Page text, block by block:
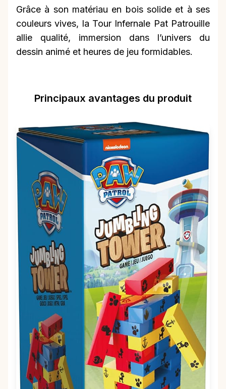
Grâce à son matériau en bois solide et à ses
couleurs vives, la Tour Infernale Pat Patrouille
allie qualité, immersion dans l’univers du
dessin animé et heures de jeu formidables.
Principaux avantages du produit